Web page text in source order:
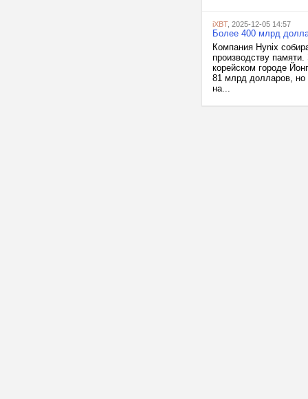
iXBT, 2025-12-05 14:57
Более 400 млрд
Компания Hynix
производству памяти.
корейском городе
81 млрд долларов, но
на...